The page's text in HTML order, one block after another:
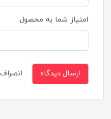
امتیاز شما به محصول
ارسال دیدگاه انصراف